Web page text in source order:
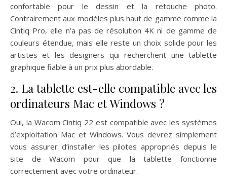
confortable pour le dessin et la retouche photo.
Contrairement aux modèles plus haut de gamme comme la
Cintiq Pro, elle n’a pas de résolution 4K ni de gamme de
couleurs étendue, mais elle reste un choix solide pour les
artistes et les designers qui recherchent une tablette
graphique fiable à un prix plus abordable.
2. La tablette est-elle compatible avec les
ordinateurs Mac et Windows ?
Oui, la Wacom Cintiq 22 est compatible avec les systèmes
d’exploitation Mac et Windows. Vous devrez simplement
vous assurer d’installer les pilotes appropriés depuis le
site de Wacom pour que la tablette fonctionne
correctement avec votre ordinateur.